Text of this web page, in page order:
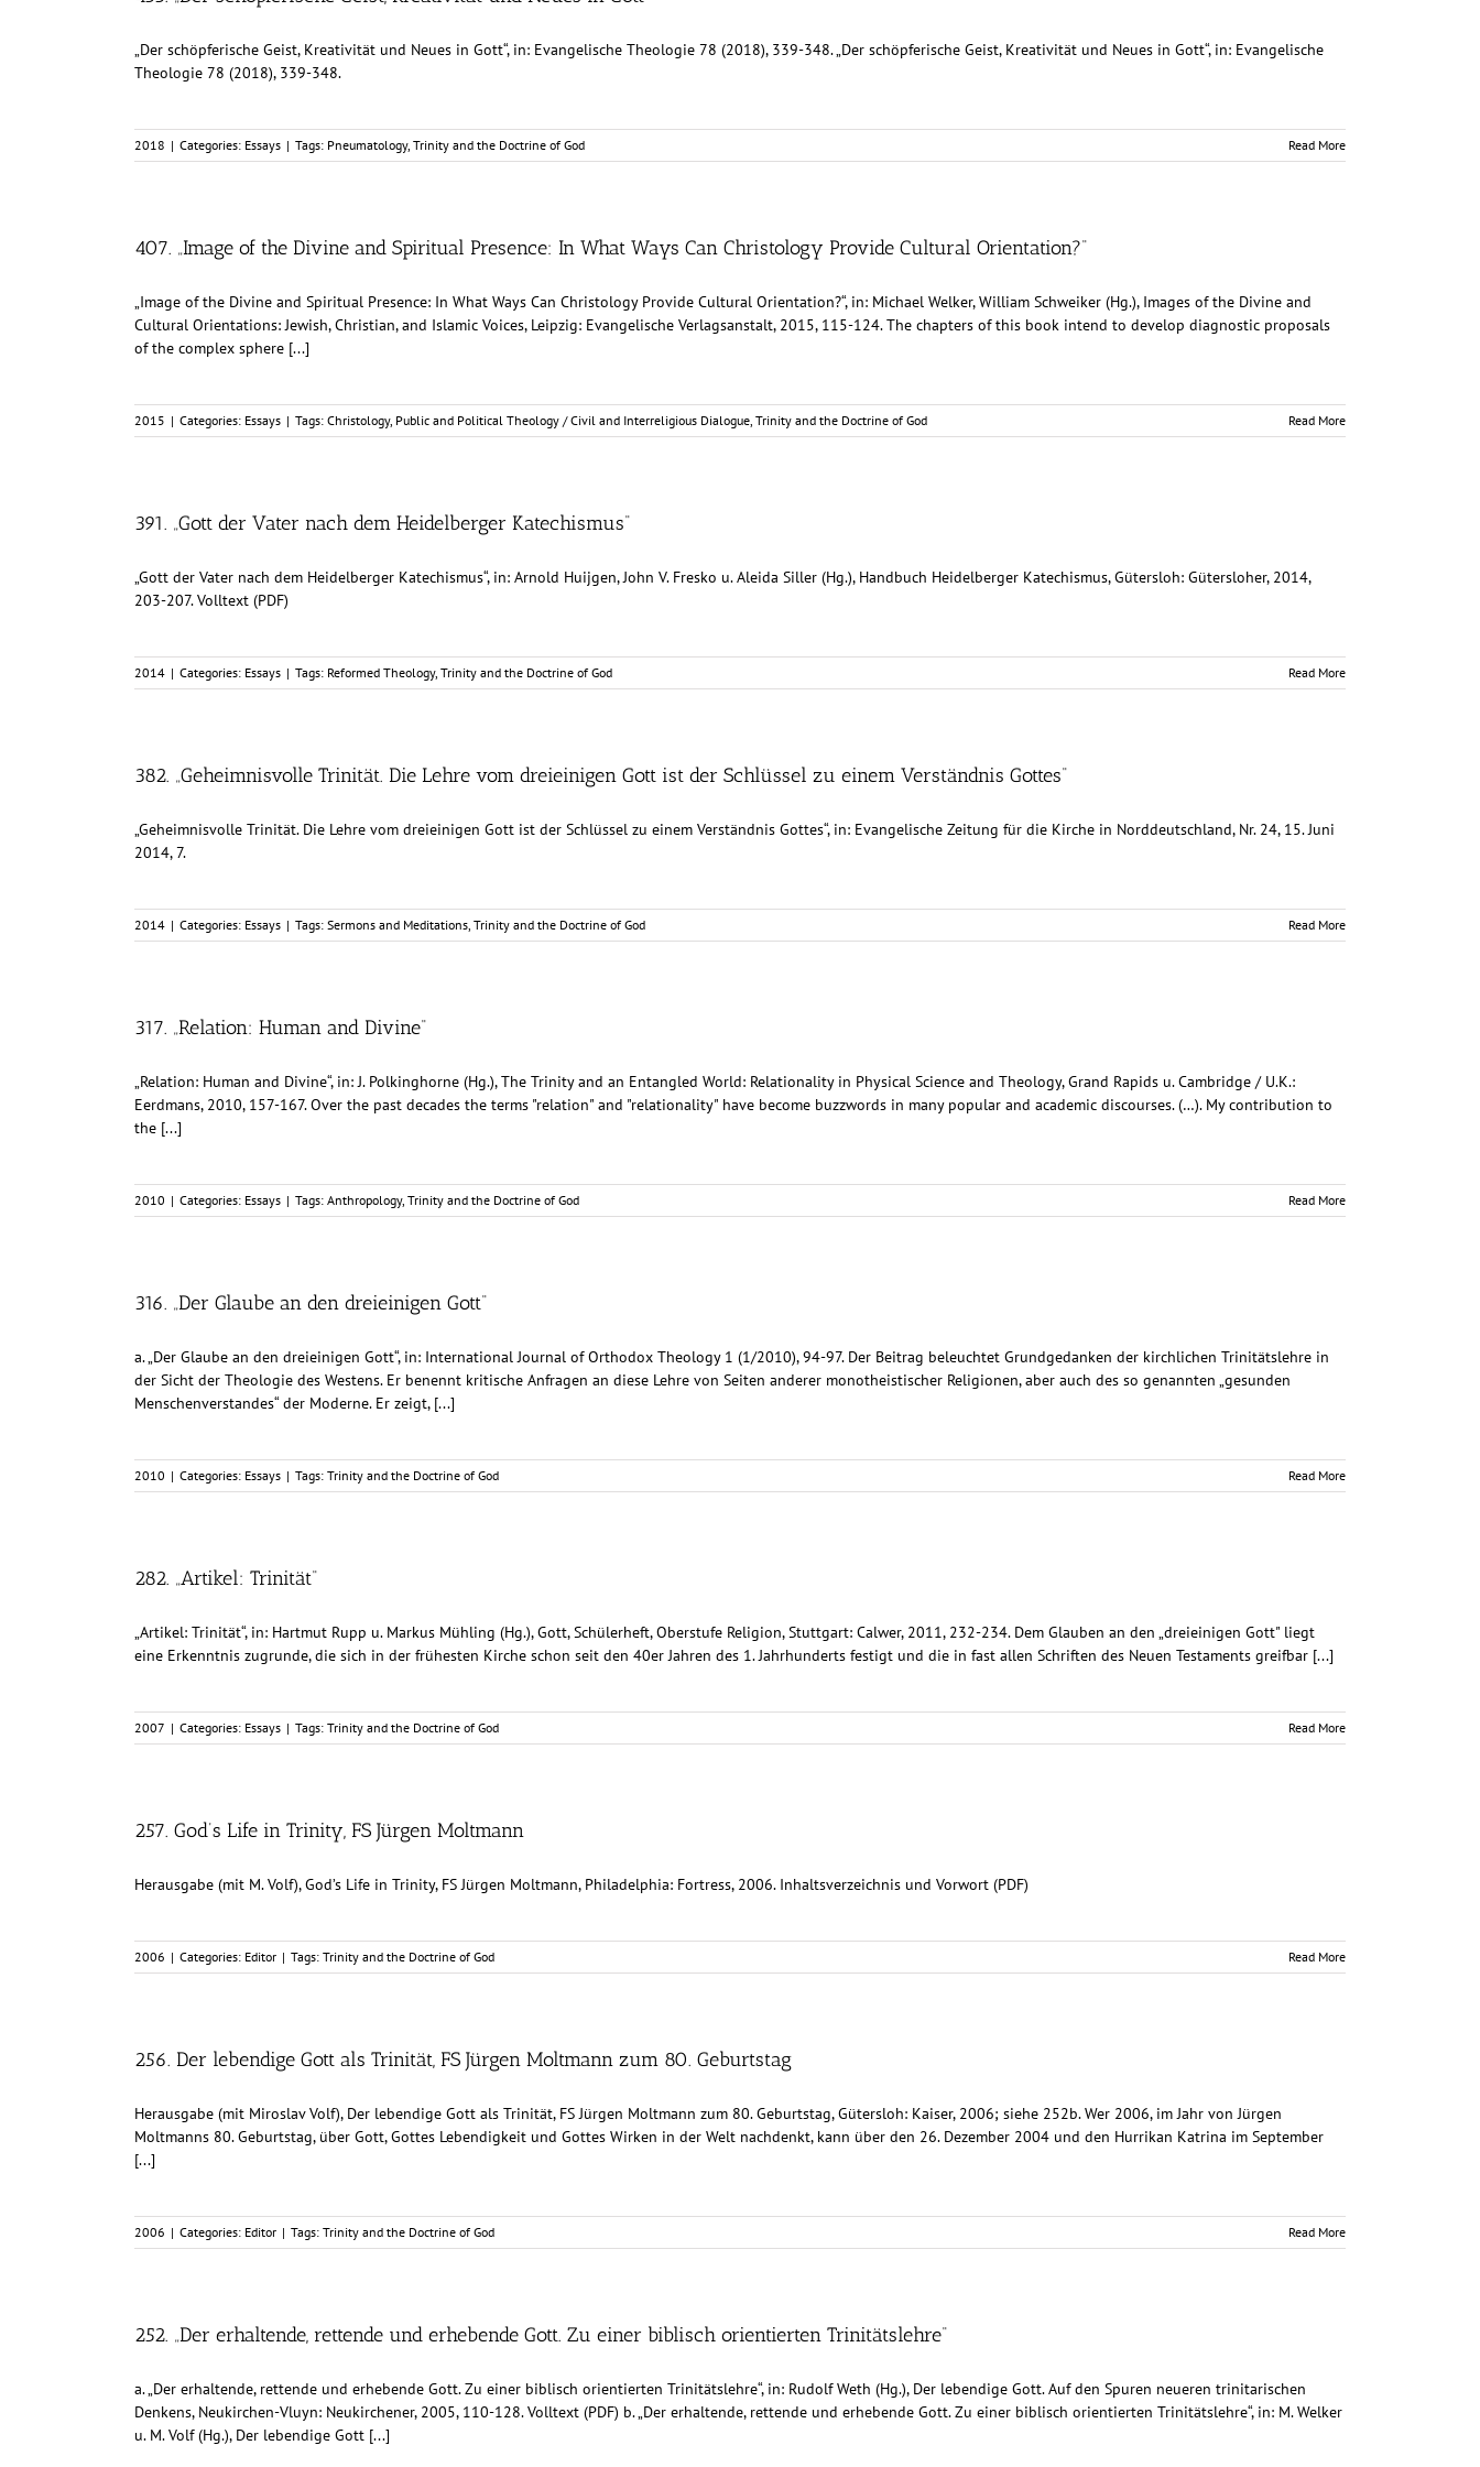
„Der schöpferische Geist, Kreativität und Neues in Gott“, in: Evangelische Theologie 78 (2018), 339-348. „Der schöpferische Geist, Kreativität und Neues in Gott“, in: Evangelische
Theologie 78 (2018), 339-348.
2018 | Categories: Essays | Tags: Pneumatology, Trinity and the Doctrine of God Read More
407. „Image of the Divine and Spiritual Presence: In What Ways Can Christology Provide Cultural Orientation?“
„Image of the Divine and Spiritual Presence: In What Ways Can Christology Provide Cultural Orientation?“, in: Michael Welker, William Schweiker (Hg.), Images of the Divine and
Cultural Orientations: Jewish, Christian, and Islamic Voices, Leipzig: Evangelische Verlagsanstalt, 2015, 115-124. The chapters of this book intend to develop diagnostic proposals
of the complex sphere [...]
2015 | Categories: Essays | Tags: Christology, Public and Political Theology / Civil and Interreligious Dialogue, Trinity and the Doctrine of God Read More
391. „Gott der Vater nach dem Heidelberger Katechismus“
„Gott der Vater nach dem Heidelberger Katechismus“, in: Arnold Huijgen, John V. Fresko u. Aleida Siller (Hg.), Handbuch Heidelberger Katechismus, Gütersloh: Gütersloher, 2014,
203-207. Volltext (PDF)
2014 | Categories: Essays | Tags: Reformed Theology, Trinity and the Doctrine of God Read More
382. „Geheimnisvolle Trinität. Die Lehre vom dreieinigen Gott ist der Schlüssel zu einem Verständnis Gottes“
„Geheimnisvolle Trinität. Die Lehre vom dreieinigen Gott ist der Schlüssel zu einem Verständnis Gottes“, in: Evangelische Zeitung für die Kirche in Norddeutschland, Nr. 24, 15. Juni
2014, 7.
2014 | Categories: Essays | Tags: Sermons and Meditations, Trinity and the Doctrine of God Read More
317. „Relation: Human and Divine“
„Relation: Human and Divine“, in: J. Polkinghorne (Hg.), The Trinity and an Entangled World: Relationality in Physical Science and Theology, Grand Rapids u. Cambridge / U.K.:
Eerdmans, 2010, 157-167. Over the past decades the terms "relation" and "relationality" have become buzzwords in many popular and academic discourses. (…). My contribution to
the [...]
2010 | Categories: Essays | Tags: Anthropology, Trinity and the Doctrine of God Read More
316. „Der Glaube an den dreieinigen Gott“
a. „Der Glaube an den dreieinigen Gott“, in: International Journal of Orthodox Theology 1 (1/2010), 94-97. Der Beitrag beleuchtet Grundgedanken der kirchlichen Trinitätslehre in
der Sicht der Theologie des Westens. Er benennt kritische Anfragen an diese Lehre von Seiten anderer monotheistischer Religionen, aber auch des so genannten „gesunden
Menschenverstandes“ der Moderne. Er zeigt, [...]
2010 | Categories: Essays | Tags: Trinity and the Doctrine of God Read More
282. „Artikel: Trinität“
„Artikel: Trinität“, in: Hartmut Rupp u. Markus Mühling (Hg.), Gott, Schülerheft, Oberstufe Religion, Stuttgart: Calwer, 2011, 232-234. Dem Glauben an den „dreieinigen Gott" liegt
eine Erkenntnis zugrunde, die sich in der frühesten Kirche schon seit den 40er Jahren des 1. Jahrhunderts festigt und die in fast allen Schriften des Neuen Testaments greifbar [...]
2007 | Categories: Essays | Tags: Trinity and the Doctrine of God Read More
257. God’s Life in Trinity, FS Jürgen Moltmann
Herausgabe (mit M. Volf), God’s Life in Trinity, FS Jürgen Moltmann, Philadelphia: Fortress, 2006. Inhaltsverzeichnis und Vorwort (PDF)
2006 | Categories: Editor | Tags: Trinity and the Doctrine of God Read More
256. Der lebendige Gott als Trinität, FS Jürgen Moltmann zum 80. Geburtstag
Herausgabe (mit Miroslav Volf), Der lebendige Gott als Trinität, FS Jürgen Moltmann zum 80. Geburtstag, Gütersloh: Kaiser, 2006; siehe 252b. Wer 2006, im Jahr von Jürgen
Moltmanns 80. Geburtstag, über Gott, Gottes Lebendigkeit und Gottes Wirken in der Welt nachdenkt, kann über den 26. Dezember 2004 und den Hurrikan Katrina im September
[...]
2006 | Categories: Editor | Tags: Trinity and the Doctrine of God Read More
252. „Der erhaltende, rettende und erhebende Gott. Zu einer biblisch orientierten Trinitätslehre“
a. „Der erhaltende, rettende und erhebende Gott. Zu einer biblisch orientierten Trinitätslehre“, in: Rudolf Weth (Hg.), Der lebendige Gott. Auf den Spuren neueren trinitarischen
Denkens, Neukirchen-Vluyn: Neukirchener, 2005, 110-128. Volltext (PDF) b. „Der erhaltende, rettende und erhebende Gott. Zu einer biblisch orientierten Trinitätslehre“, in: M. Welker
u. M. Volf (Hg.), Der lebendige Gott [...]